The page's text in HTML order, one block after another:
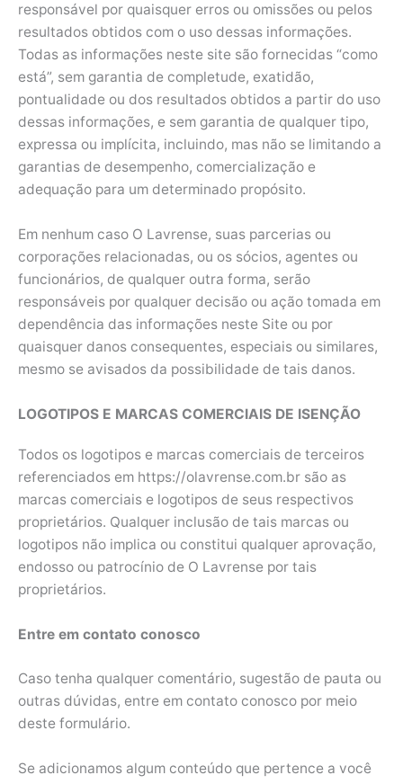
responsável por quaisquer erros ou omissões ou pelos
resultados obtidos com o uso dessas informações.
Todas as informações neste site são fornecidas “como
está”, sem garantia de completude, exatidão,
pontualidade ou dos resultados obtidos a partir do uso
dessas informações, e sem garantia de qualquer tipo,
expressa ou implícita, incluindo, mas não se limitando a
garantias de desempenho, comercialização e
adequação para um determinado propósito.
Em nenhum caso O Lavrense, suas parcerias ou
corporações relacionadas, ou os sócios, agentes ou
funcionários, de qualquer outra forma, serão
responsáveis por qualquer decisão ou ação tomada em
dependência das informações neste Site ou por
quaisquer danos consequentes, especiais ou similares,
mesmo se avisados da possibilidade de tais danos.
LOGOTIPOS E MARCAS COMERCIAIS DE ISENÇÃO
Todos os logotipos e marcas comerciais de terceiros
referenciados em https://olavrense.com.br são as
marcas comerciais e logotipos de seus respectivos
proprietários. Qualquer inclusão de tais marcas ou
logotipos não implica ou constitui qualquer aprovação,
endosso ou patrocínio de O Lavrense por tais
proprietários.
Entre em contato conosco
Caso tenha qualquer comentário, sugestão de pauta ou
outras dúvidas, entre em contato conosco por meio
deste formulário.
Se adicionamos algum conteúdo que pertence a você